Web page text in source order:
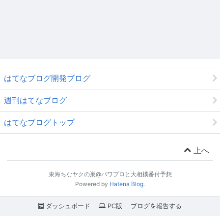
はてなブログ開発ブログ
週刊はてなブログ
はてなブログトップ
上へ
東海ちなヤクの巣@パワプロと大相撲番付予想
Powered by Hatena Blog.
ダッシュボード PC版 ブログを報告する